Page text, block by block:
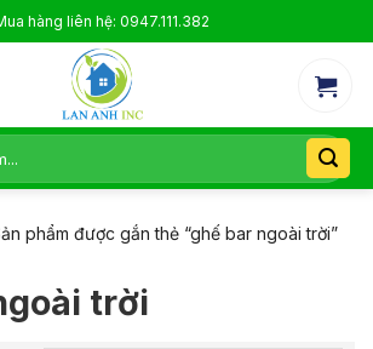
hàng liên hệ: 0947.111.382
phẩm được gắn thẻ “ghế bar ngoài trời”
trời